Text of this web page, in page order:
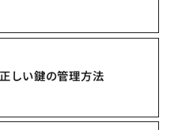
しい鍵の管理方法